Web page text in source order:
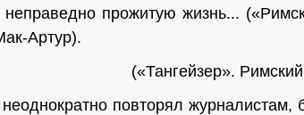
прожитую жизнь...
Артур).
(«Тангейзер».
повторял журналистам,